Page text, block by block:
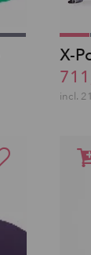
X-
incl.